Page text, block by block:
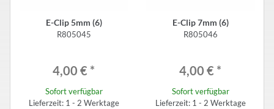
E-Clip 5mm (6)
R805045
4,00 € *
Sofort verfügbar
Lieferzeit: 1 - 2 Werktage
E-Clip 7mm (6)
R805046
4,00 € *
Sofort verfügbar
Lieferzeit: 1 - 2 Werktage